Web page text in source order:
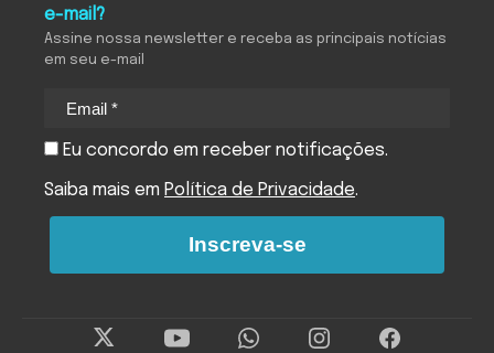
e-mail?
Assine nossa newsletter e receba as principais notícias
em seu e-mail
Eu concordo em receber notificações.
Saiba mais em Política de Privacidade.
Inscreva-se